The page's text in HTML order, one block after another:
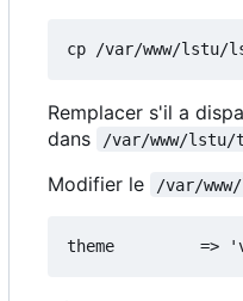
Remplacer s'il a
dans
/var/www/lstu/
Modifier le /var/